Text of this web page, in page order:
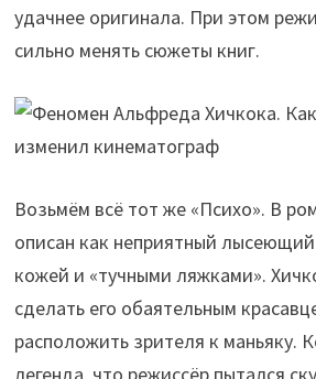
удачнее оригинала. При этом
сильно менять сюжеты книг.
Возьмём всё тот же «Психо». В
описан как неприятный
кожей и «тучными ляжками».
сделать его обаятельным
расположить зрителя к маньяку.